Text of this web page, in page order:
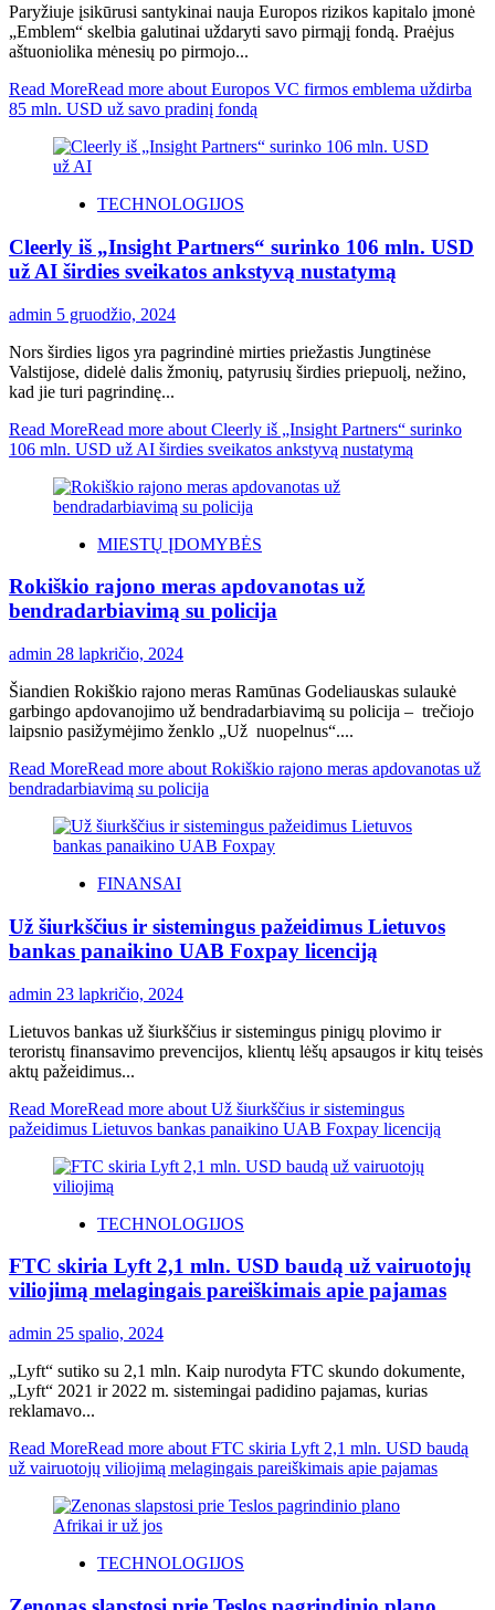
Paryžiuje įsikūrusi santykinai nauja Europos rizikos kapitalo įmonė
„Emblem“ skelbia galutinai uždaryti savo pirmąjį fondą. Praėjus
aštuoniolika mėnesių po pirmojo...
Read MoreRead more about Europos VC firmos emblema uždirba
85 mln. USD už savo pradinį fondą
TECHNOLOGIJOS
Cleerly iš „Insight Partners“ surinko 106 mln. USD
už AI širdies sveikatos ankstyvą nustatymą
admin 5 gruodžio, 2024
Nors širdies ligos yra pagrindinė mirties priežastis Jungtinėse
Valstijose, didelė dalis žmonių, patyrusių širdies priepuolį, nežino,
kad jie turi pagrindinę...
Read MoreRead more about Cleerly iš „Insight Partners“ surinko
106 mln. USD už AI širdies sveikatos ankstyvą nustatymą
MIESTŲ ĮDOMYBĖS
Rokiškio rajono meras apdovanotas už
bendradarbiavimą su policija
admin 28 lapkričio, 2024
Šiandien Rokiškio rajono meras Ramūnas Godeliauskas sulaukė
garbingo apdovanojimo už bendradarbiavimą su policija – trečiojo
laipsnio pasižymėjimo ženklo „Už nuopelnus“....
Read MoreRead more about Rokiškio rajono meras apdovanotas už
bendradarbiavimą su policija
FINANSAI
Už šiurkščius ir sistemingus pažeidimus Lietuvos
bankas panaikino UAB Foxpay licenciją
admin 23 lapkričio, 2024
Lietuvos bankas už šiurkščius ir sistemingus pinigų plovimo ir
teroristų finansavimo prevencijos, klientų lėšų apsaugos ir kitų teisės
aktų pažeidimus...
Read MoreRead more about Už šiurkščius ir sistemingus
pažeidimus Lietuvos bankas panaikino UAB Foxpay licenciją
TECHNOLOGIJOS
FTC skiria Lyft 2,1 mln. USD baudą už vairuotojų
viliojimą melagingais pareiškimais apie pajamas
admin 25 spalio, 2024
„Lyft“ sutiko su 2,1 mln. Kaip nurodyta FTC skundo dokumente,
„Lyft“ 2021 ir 2022 m. sistemingai padidino pajamas, kurias
reklamavo...
Read MoreRead more about FTC skiria Lyft 2,1 mln. USD baudą
už vairuotojų viliojimą melagingais pareiškimais apie pajamas
TECHNOLOGIJOS